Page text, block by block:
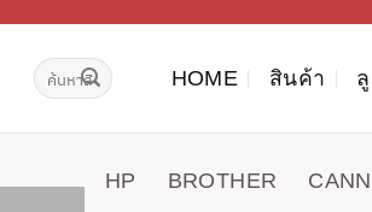
ค้นหา: HOME สินค้า
HP BROTHER